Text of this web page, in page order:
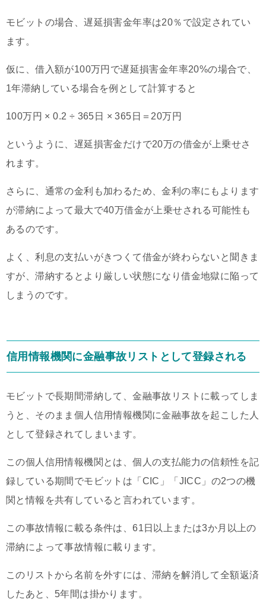
モビットの場合、遅延損害金年率は20％で設定されてい
ます。
仮に、借入額が100万円で遅延損害金年率20%の場合で、
1年滞納している場合を例として計算すると
100万円 × 0.2 ÷ 365日 × 365日＝20万円
というように、遅延損害金だけで20万の借金が上乗せさ
れます。
さらに、通常の金利も加わるため、金利の率にもよります
が滞納によって最大で40万借金が上乗せされる可能性も
あるのです。
よく、利息の支払いがきつくて借金が終わらないと聞きま
すが、滞納するとより厳しい状態になり借金地獄に陥って
しまうのです。
信用情報機関に金融事故リストとして登録される
モビットで長期間滞納して、金融事故リストに載ってしま
うと、そのまま個人信用情報機関に金融事故を起こした人
として登録されてしまいます。
この個人信用情報機関とは、個人の支払能力の信頼性を記
録している期間でモビットは「CIC」「JICC」の2つの機
関と情報を共有していると言われています。
この事故情報に載る条件は、61日以上または3か月以上の
滞納によって事故情報に載ります。
このリストから名前を外すには、滞納を解消して全額返済
したあと、5年間は掛かります。